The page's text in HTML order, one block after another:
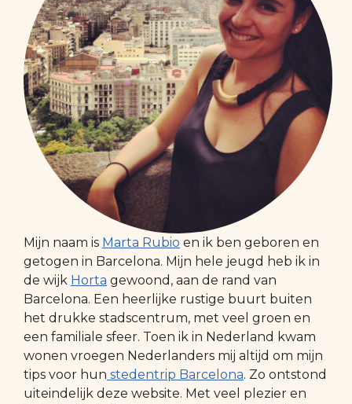
Mijn naam is Marta Rubio en ik ben geboren en
getogen in Barcelona. Mijn hele jeugd heb ik in
de wijk Horta gewoond, aan de rand van
Barcelona. Een heerlijke rustige buurt buiten
het drukke stadscentrum, met veel groen en
een familiale sfeer. Toen ik in Nederland kwam
wonen vroegen Nederlanders mij altijd om mijn
tips voor hun stedentrip Barcelona. Zo ontstond
uiteindelijk deze website. Met veel plezier en